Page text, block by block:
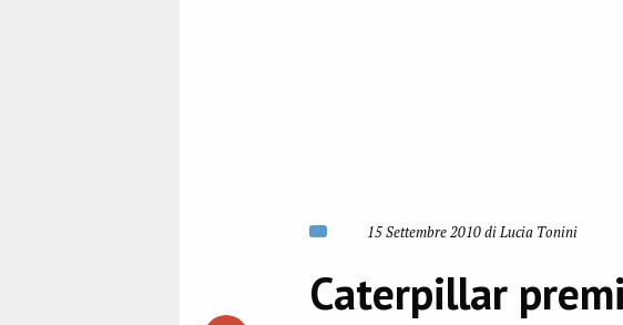
15 Settembre 2010 di Lucia Tonini
Caterpillar